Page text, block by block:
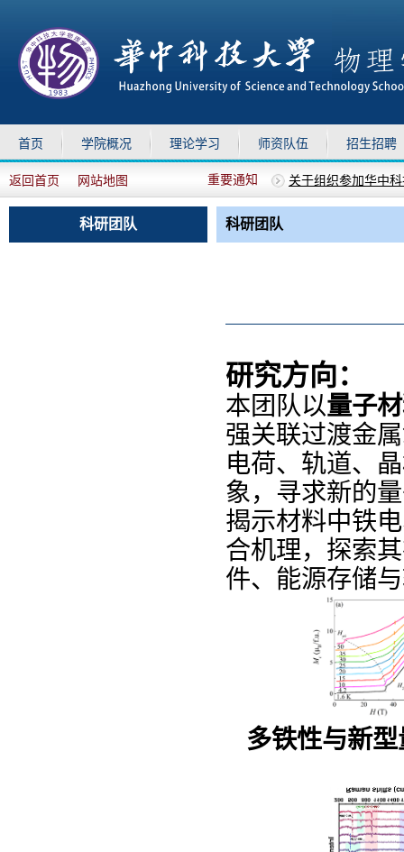
首页 学院概况 理论学习 师资队伍 招生招聘
返回首页 网站地图 重要通知
关于组织参加华中
物理学院2025年德
上移 下移
科研团队
科研团队
研究方向：
本团队以量子
强关联过渡金
电荷、轨道、
象，寻求新的
揭示材料中铁
合机理，探索
件、能源存储
多铁性与新